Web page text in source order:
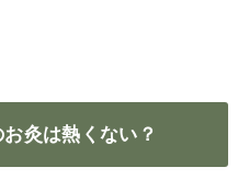
灸は熱くない？